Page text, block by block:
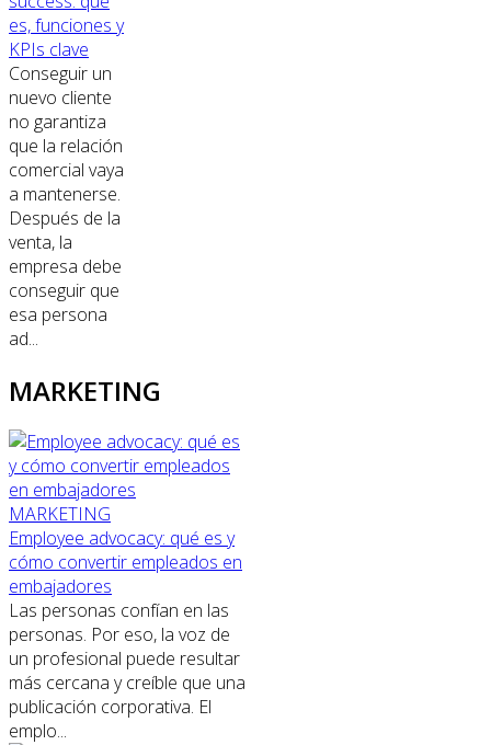
es, funciones y
KPIs clave
Conseguir un
nuevo cliente
no garantiza
que la relación
comercial vaya
a mantenerse.
Después de la
venta, la
empresa debe
conseguir que
esa persona
ad...
MARKETING
MARKETING
Employee advocacy: qué es y
cómo convertir empleados en
embajadores
Las personas confían en las
personas. Por eso, la voz de
un profesional puede resultar
más cercana y creíble que una
publicación corporativa. El
emplo...